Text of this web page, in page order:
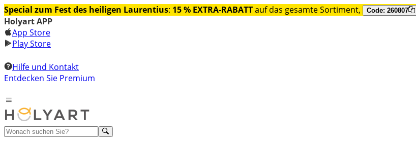
Special zum Fest des heiligen Laurentius: 15 % EXTRA-RABATTauf das gesamte Sortiment, Code: 260807
Holyart APP
App Store
Play Store
Hilfe und Kontakt
Entdecken Sie Premium